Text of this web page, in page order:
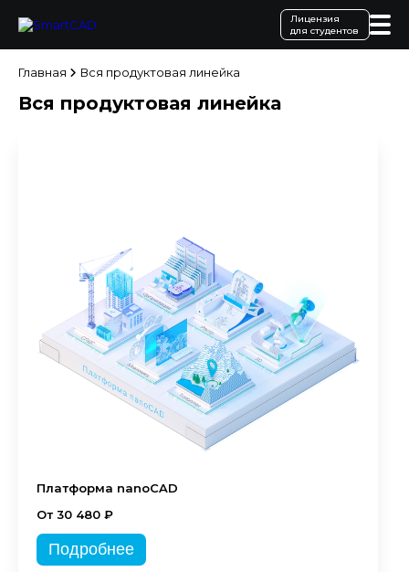
Лицензия
для студентов
Главная Вся продуктовая линейка
Вся продуктовая линейка
Платформа nanoCAD
От 30 480 ₽
Подробнее